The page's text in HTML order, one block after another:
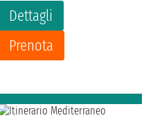
Dettagli
Prenota